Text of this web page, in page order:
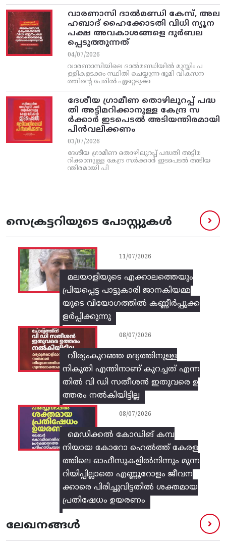
വാരണാസി ദാൽമണ്ഡി കേസ്, അല
ഹബാദ് ഹൈക്കോടതി വിധി ന്യൂന
പക്ഷ അവകാശങ്ങളെ ദുർബല
പ്പെടുത്തുന്നത്
04/07/2026
വാരണാസിയിലെ ദാൽമണ്ഡിയിൽ മുസ്ലിം പ
ള്ളികളടക്കം സ്ഥിതി ചെയ്യുന്ന ഭൂമി വികസന
ത്തിന്റെ പേരിൽ ഏറ്റെടുക്ക
ദേശീയ ഗ്രാമീണ തൊഴിലുറപ്പ്‌ പദ്ധ
തി അട്ടിമറിക്കാനുള്ള കേന്ദ്ര സ
ര്‍ക്കാര്‍ ഇടപെടല്‍ അടിയന്തിരമായി
പിന്‍വലിക്കണം
03/07/2026
ദേശീയ ഗ്രാമീണ തൊഴിലുറപ്പ്‌ പദ്ധതി അട്ടിമ
റിക്കാനുള്ള കേന്ദ്ര സര്‍ക്കാര്‍ ഇടപെടല്‍ അടിയ
ന്തിരമായി പി
സെക്രട്ടറിയുടെ പോസ്റ്റുകൾ
മലയാളിയുടെ എക്കാലത്തെയും
പ്രിയപ്പെട്ട പാട്ടുകാരി ജാനകിയമ്മ
യുടെ വിയോഗത്തിൽ കണ്ണീർപ്പൂക്ക
ളർപ്പിക്കുന്നു
11/07/2026
വീര്യംകുറഞ്ഞ മദ്യത്തിനുള്ള
നികുതി എന്തിനാണ് കുറച്ചത് എന്ന
തിൽ വി ഡി സതീശൻ ഇതുവരെ ഉ
ത്തരം നൽകിയിട്ടില്ല
08/07/2026
മെഡിക്കൽ കോഡിങ് കമ്പ
നിയായ കോറോ ഹെൽത്ത് കേരള
ത്തിലെ ഓഫീസുകളിൽനിന്നും മുന്ന
റിയിപ്പില്ലാതെ എണ്ണൂറോളം ജീവന
ക്കാരെ പിരിച്ചുവിട്ടതിൽ‌ ശക്തമായ
പ്രതിഷേധം ഉയരണം
08/07/2026
ലേഖനങ്ങൾ